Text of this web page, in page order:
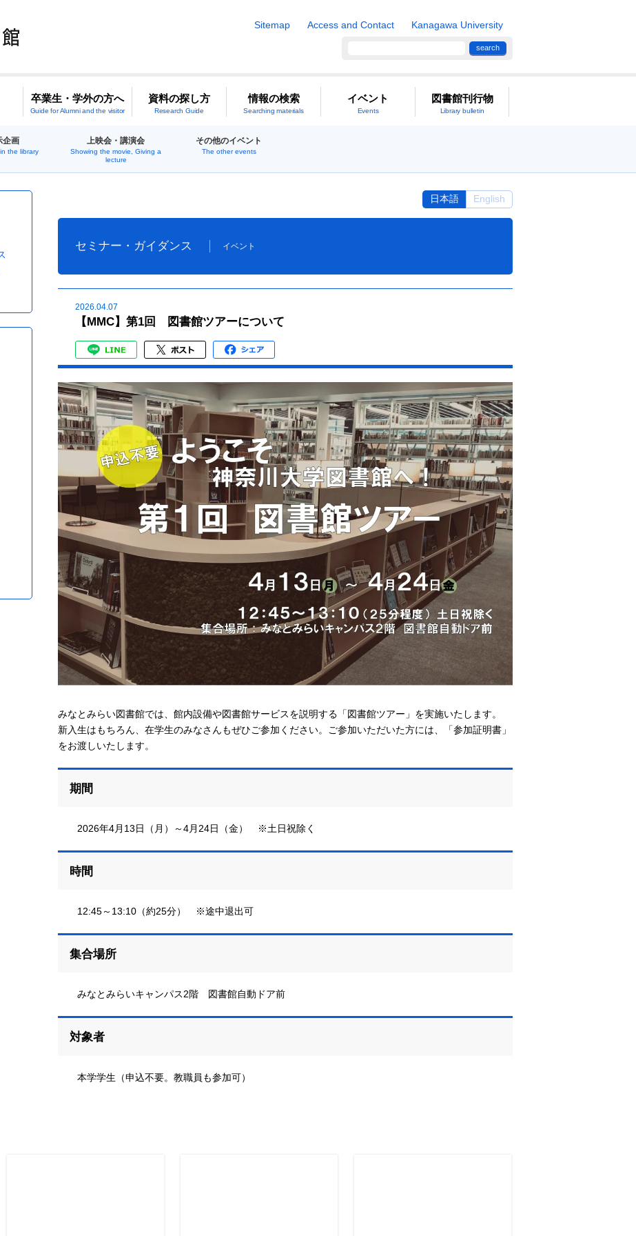
Sitemap Access and Contact Kanagawa University
search
卒業生・学外の方へ
Guide for Alumni and the visitor
資料の探し方
Research Guide
情報の検索
Searching materials
イベント
Events
図書館刊行物
Library bulletin
企画
the library
上映会・講演会
Showing the movie, Giving a
lecture
その他のイベント
The other events
日本語 English
セミナー・ガイダンス イベント
2026.04.07
【MMC】第1回 図書館ツアーについて
みなとみらい図書館では、館内設備や図書館サービスを説明する「図書館ツアー」を実施いたします。
新入生はもちろん、在学生のみなさんもぜひご参加ください。ご参加いただいた方には、「参加証明書」
をお渡しいたします。
期間
2026年4月13日（月）～4月24日（金） ※土日祝除く
時間
12:45～13:10（約25分） ※途中退出可
集合場所
みなとみらいキャンパス2階 図書館自動ドア前
対象者
本学学生（申込不要。教職員も参加可）